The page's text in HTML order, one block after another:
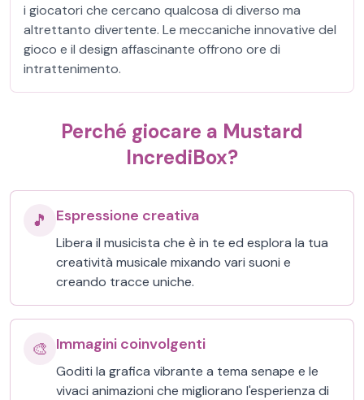
i giocatori che cercano qualcosa di diverso ma
altrettanto divertente. Le meccaniche innovative del
gioco e il design affascinante offrono ore di
intrattenimento.
Perché giocare a Mustard
IncrediBox?
🎵 Espressione creativa
Libera il musicista che è in te ed esplora la tua
creatività musicale mixando vari suoni e
creando tracce uniche.
🎨 Immagini coinvolgenti
Goditi la grafica vibrante a tema senape e le
vivaci animazioni che migliorano l'esperienza di